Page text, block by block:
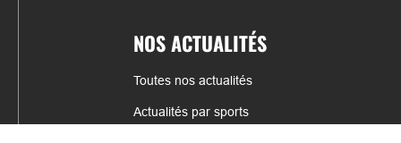
NOS ACTUALITÉS
Toutes nos actualités
Actualités par sports